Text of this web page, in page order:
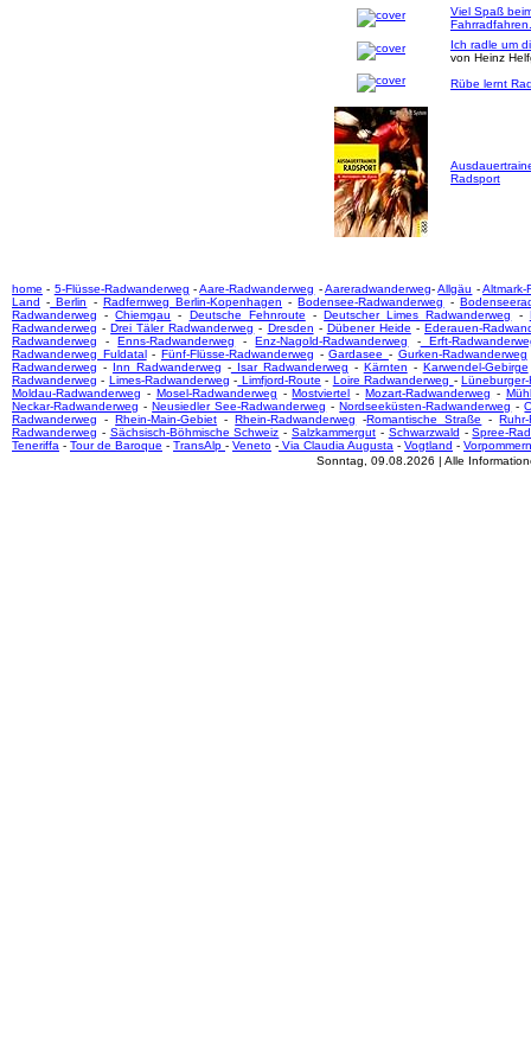
Viel Spaß
Fahrradfahren.
Ich radle um
von Heinz
Rübe lernt
Radsport
home - 5-Flüsse-Radwanderweg -Aare-Radwanderweg -Aareradwanderweg-Allgäu -Altmark-
Land - Berlin - Radfernweg Berlin-Kopenhagen -Bodensee-Radwanderweg -
Radwanderweg -Chiemgau - Deutsche Fehnroute -Deutscher Limes Radwanderweg -
Radwanderweg -Drei Täler Radwanderweg - Dresden - Dübener Heide -Ederauen-
Radwanderweg -Enns-Radwanderweg -Enz-Nagold-Radwanderweg -Erft-
Radwanderweg Fuldatal- Fünf-Flüsse-Radwanderweg -Gardasee - Gurken-Radwanderweg
Radwanderweg - Inn Radwanderweg -Isar Radwanderweg - Kärnten - Karwendel-Gebirge
Radwanderweg - Limes-Radwanderweg - Limfjord-Route - Loire Radwanderweg -
Moldau-Radwanderweg - Mosel-Radwanderweg -Mostviertel -Mozart-Radwanderweg -
Neckar-Radwanderweg -Neusiedler See-Radwanderweg -Nordseeküsten-Radwanderweg -
Radwanderweg -Rhein-Main-Gebiet -Rhein-Radwanderweg -Romantische Straße -
Radwanderweg - Sächsisch-Böhmische Schweiz -Salzkammergut - Schwarzwald -Spree-
Teneriffa - Tour de Baroque - TransAlp - Veneto - Via Claudia Augusta - Vogtland - Vorpommern
Sonntag, 09.08.2026 | Alle